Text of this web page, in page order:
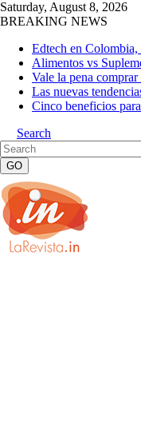
Saturday, August 8, 2026
BREAKING NEWS
Edtech en
Alimentos vs
Vale la pena
Las nuevas
Cinco beneficios
Search